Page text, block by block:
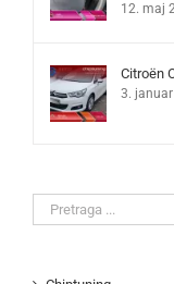
12. maj
Citroën
3.
Search
for: